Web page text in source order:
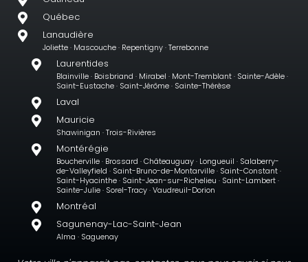
Québec
Lanaudière
Joliette · Mascouche · Repentigny · Terrebonne
Laurentides
Blainville · Boisbriand · Mirabel · Mont-Tremblant · Sainte-Adèle ·
Saint-Eustache · Saint-Jérôme · Sainte-Thérèse
Laval
Mauricie
Shawinigan · Trois-Rivières
Montérégie
Boucherville · Brossard · Châteauguay · Longueuil · Salaberry-
de-Valleyfield · Saint-Bruno-de-Montarville · Saint-Constant ·
Saint-Hyacinthe · Saint-Jean-sur-Richelieu · Saint-Lambert ·
Sainte-Julie · Sorel-Tracy · Vaudreuil-Dorion
Montréal
Sagunenay-Lac-Saint-Jean
Alma · Saguenay